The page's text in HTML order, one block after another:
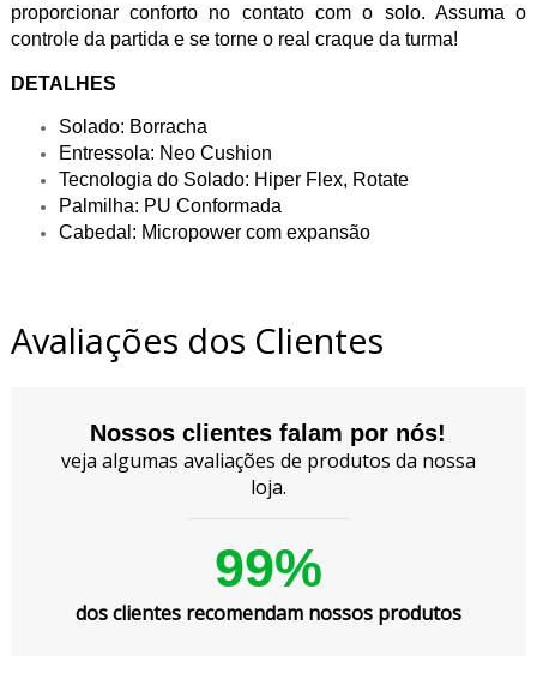
proporcionar conforto no contato com o solo. Assuma o
controle da partida e se torne o real craque da turma!
DETALHES
Solado: Borracha
Entressola: Neo Cushion
Tecnologia do Solado: Hiper Flex, Rotate
Palmilha: PU Conformada
Cabedal: Micropower com expansão
Avaliações dos Clientes
Nossos clientes falam por nós!
veja algumas avaliações de produtos da nossa
loja.
99%
dos clientes recomendam nossos produtos